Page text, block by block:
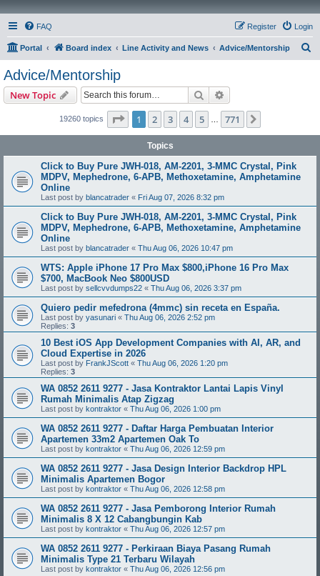
FAQ Login
Register
Portal Board index Line Activity and News Advice/Mentorship
Advice/Mentorship
New Topic Search
19260 topics Page 1of 771
1 2 3 4 5 771
Topics
Click to Buy Pure JWH-018, AM-2201, 3-MMC Crystal, Pink
MDPV, Mephedrone, 6-APB, Methoxetamine, Amphetamine
Online
Last post by blancatrader « Fri Aug 07, 2026 8:32 pm
Click to Buy Pure JWH-018, AM-2201, 3-MMC Crystal, Pink
MDPV, Mephedrone, 6-APB, Methoxetamine, Amphetamine
Online
Last post by blancatrader « Thu Aug 06, 2026 10:47 pm
WTS: Apple iPhone 17 Pro Max $800,iPhone 16 Pro Max
$700, MacBook Neo $800USD
Last post by sellcvvdumps22 « Thu Aug 06, 2026 3:37 pm
Quiero pedir mefedrona (4mmc) sin receta en España.
Last post by yasunari « Thu Aug 06, 2026 2:52 pm
Replies: 3
10 Best iOS App Development Companies with AI, AR, and
Cloud Expertise in 2026
Last post by FrankJScott « Thu Aug 06, 2026 1:20 pm
Replies: 3
WA 0852 2611 9277 - Jasa Kontraktor Lantai Lapis Vinyl
Rumah Minimalis Atap Zigzag
Last post by kontraktor « Thu Aug 06, 2026 1:00 pm
WA 0852 2611 9277 - Daftar Harga Pembuatan Interior
Apartemen 33m2 Apartemen Oak To
Last post by kontraktor « Thu Aug 06, 2026 12:59 pm
WA 0852 2611 9277 - Jasa Design Interior Backdrop HPL
Minimalis Apartemen Bogor
Last post by kontraktor « Thu Aug 06, 2026 12:58 pm
WA 0852 2611 9277 - Jasa Pemborong Interior Rumah
Minimalis 8 X 12 Cabangbungin Kab
Last post by kontraktor « Thu Aug 06, 2026 12:57 pm
WA 0852 2611 9277 - Perkiraan Biaya Pasang Rumah
Minimalis Type 21 Terbaru Wilayah
Last post by kontraktor « Thu Aug 06, 2026 12:56 pm